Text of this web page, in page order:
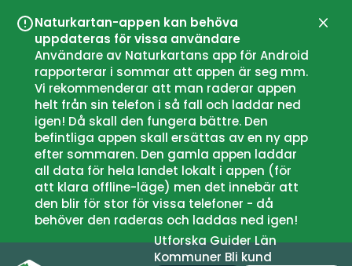
Naturkartan-appen kan behöva
uppdateras för vissa användare
Användare av Naturkartans app för Android
rapporterar i sommar att appen är seg mm.
Vi rekommenderar att man raderar appen
helt från sin telefon i så fall och laddar ned
igen! Då skall den fungera bättre. Den
befintliga appen skall ersättas av en ny app
efter sommaren. Den gamla appen laddar
all data för hela landet lokalt i appen (för
att klara offline-läge) men det innebär att
den blir för stor för vissa telefoner - då
behöver den raderas och laddas ned igen!
UtforskaGuiderLän
Kommuner Bli kund